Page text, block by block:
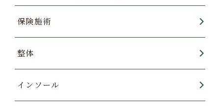
保険施術
整体
インソール